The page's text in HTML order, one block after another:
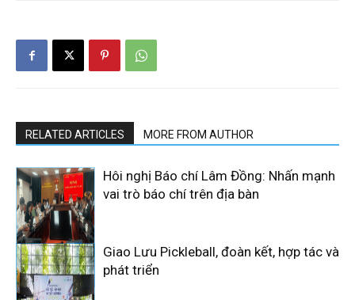
RELATED ARTICLES MORE FROM AUTHOR
Hôi nghị Báo chí Lâm Đồng: Nhấn mạnh
vai trò báo chí trên địa bàn
Giao Lưu Pickleball, đoàn kết, hợp tác và
phát triển